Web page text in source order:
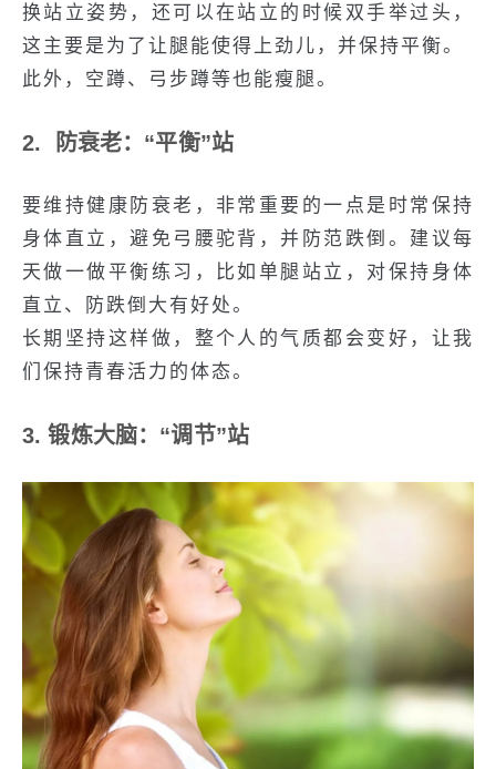
换站立姿势，还可以在站立的时候双手举过头，
这主要是为了让腿能使得上劲儿，并保持平衡。
此外，空蹲、弓步蹲等也能瘦腿。
2. 防衰老：“平衡”站
要维持健康防衰老，非常重要的一点是时常保持
身体直立，避免弓腰驼背，并防范跌倒。建议每
天做一做平衡练习，比如单腿站立，对保持身体
直立、防跌倒大有好处。
长期坚持这样做，整个人的气质都会变好，让我
们保持青春活力的体态。
3. 锻炼大脑：“调节”站